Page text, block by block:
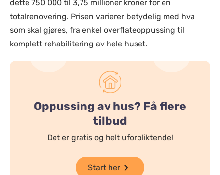
dette 750 000 til 3,75 millioner kroner for en
totalrenovering. Prisen varierer betydelig med hva
som skal gjøres, fra enkel overflateoppussing til
komplett rehabilitering av hele huset.
Oppussing av hus? Få flere
tilbud
Det er gratis og helt uforpliktende!
Start her